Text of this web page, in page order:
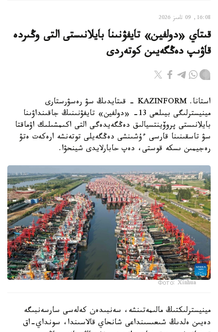
16:08, 09 تامىز 2026
قىتاي «دولفين» تايفۋنىنا بايلانىستى التى وڭىردە
قاۋىپ دەڭگەيىن كوتەردى
استانا. KAZINFORM - قىتايدىڭ سۋ رەسۋرستارى
مينيسترلىگى بيىلعى 13- «دولفين» تايفۋنىنىڭ جاقىنداۋىنا
بايلانىستى پروۆينتسيالىق دەڭگەيدەگى التى اكىمشىلىك اۋماقتا
سۋ تاسقىنىنا قارسى ءۇشىنشى دەڭگەيلى توتەنشە ارەكەت ەتۋ
رەجيمىن ىسكە قوستى، دەپ حابارلايدى شينحۋا.
Фото: Xinhua
مينيسترلىكتىڭ مالىمەتىنشە، سەنبىدەن كەلەسى سارسەنبىگە
دەيىن ەلدىڭ شىعىسىنداعى شانحاي قالاسىندا، سونداي-اق